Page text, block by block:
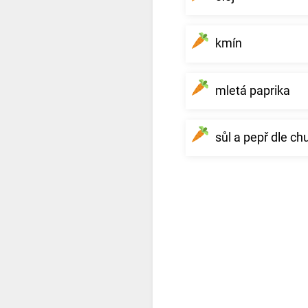
kmín
mletá paprika
sůl a pepř dle